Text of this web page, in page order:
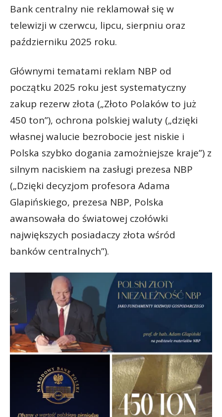
Bank centralny nie reklamował się w
telewizji w czerwcu, lipcu, sierpniu oraz
październiku 2025 roku.
Głównymi tematami reklam NBP od
początku 2025 roku jest systematyczny
zakup rezerw złota („Złoto Polaków to już
450 ton”), ochrona polskiej waluty („dzięki
własnej walucie bezrobocie jest niskie i
Polska szybko dogania zamożniejsze kraje”) z
silnym naciskiem na zasługi prezesa NBP
(„Dzięki decyzjom profesora Adama
Glapińskiego, prezesa NBP, Polska
awansowała do światowej czołówki
największych posiadaczy złota wśród
banków centralnych”).